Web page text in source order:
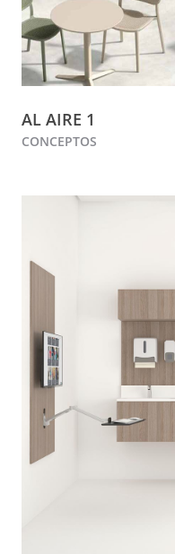
AL AIRE 1
CONCEPTOS